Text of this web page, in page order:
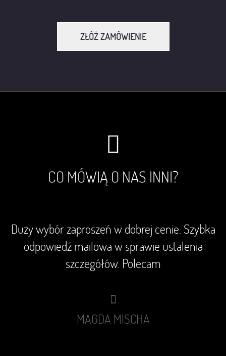
ZŁÓŻ ZAMÓWIENIE
CO MÓWIĄ O NAS INNI?
Duży wybór zaproszeń w dobrej cenie. Szybka
odpowiedź mailowa w sprawie ustalenia
szczegółów. Polecam
MAGDA MISCHA